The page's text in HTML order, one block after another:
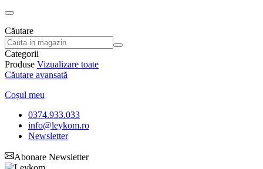
Căutare
Categorii
Produse Vizualizare toate
Căutare avansată
Coșul meu
0374.933.033
info@leykom.ro
Newsletter
Abonare Newsletter